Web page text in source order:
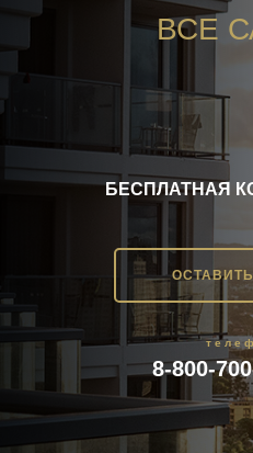
8-800-
ВСЕ
БЕСПЛАТНАЯ